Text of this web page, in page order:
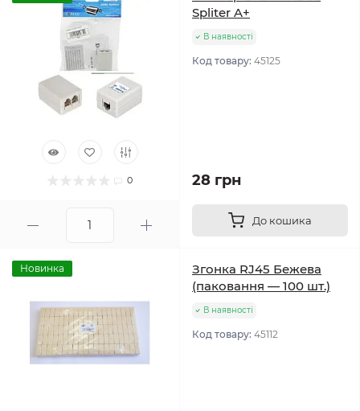
0
Spliter A+
В наявності
Код товару: 45125
28 грн
До кошика
Новинка
Згонка RJ45 Бежева
(паковання — 100 шт.)
В наявності
Код товару: 45112